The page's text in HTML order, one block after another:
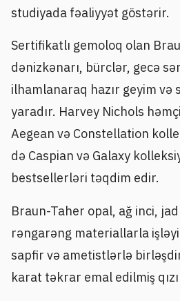
studiyada fəaliyyət göstərir.
Sertifikatlı gemoloq olan
dənizkənarı, bürclər, gecə
ilhamlanaraq hazır geyim və
yaradır. Harvey Nichols
Aegean və Constellation
də Caspian və Galaxy
bestsellerləri təqdim edir.
Braun-Taher opal, ağ inci,
rəngarəng materiallarla
sapfir və ametistlərlə
karat təkrar emal edilmiş